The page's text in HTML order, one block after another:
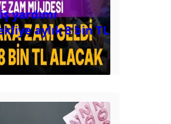
yardımı
aylık 8 bin TL